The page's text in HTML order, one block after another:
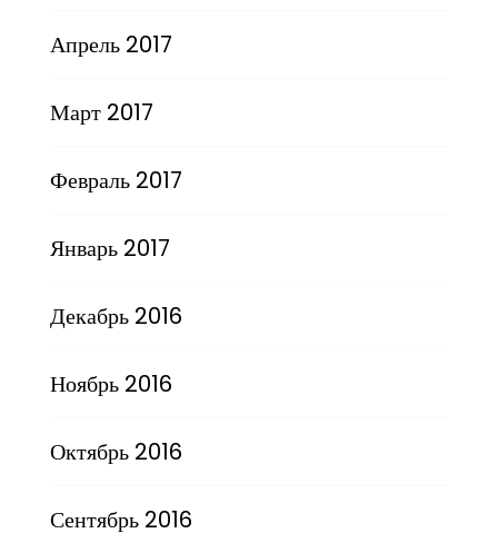
Апрель 2017
Март 2017
Февраль 2017
Январь 2017
Декабрь 2016
Ноябрь 2016
Октябрь 2016
Сентябрь 2016